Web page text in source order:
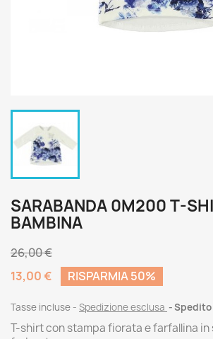
SARABANDA 0M200 T-
BAMBINA
26,00 €
13,00 €
RISPARMIA 50%
Tasse incluse Spedizione esclusa Spedito
T-shirt con stampa fiorata e farfallina